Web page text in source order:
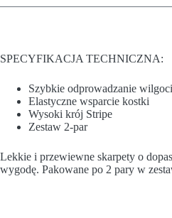
SPECYFIKACJA TECHNICZNA:
Szybkie odprowadzanie
Elastyczne wsparcie kostki
Wysoki krój Stripe
Zestaw 2-par
Lekkie i przewiewne skarpety o
wygodę. Pakowane po 2 pary w